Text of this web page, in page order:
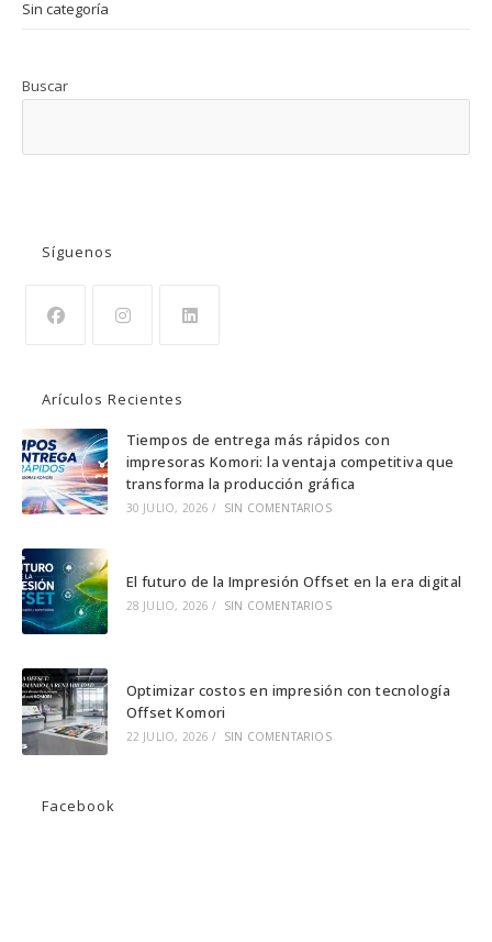
Sin categoría
Buscar
Síguenos
una
nueva
pestaña
una
nueva
pestaña
una
nueva
pestaña
Arículos Recientes
Tiempos de entrega más rápidos con
impresoras Komori: la ventaja competitiva que
transforma la producción gráfica
30 JULIO, 2026 / SIN COMENTARIOS
El futuro de la Impresión Offset en la era digital
28 JULIO, 2026 / SIN COMENTARIOS
Optimizar costos en impresión con tecnología
Offset Komori
22 JULIO, 2026 / SIN COMENTARIOS
Facebook